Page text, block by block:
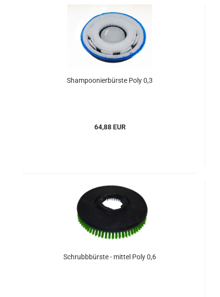
Shampoonierbürste Poly 0,3
64,88 EUR
Schrubbbürste - mittel Poly 0,6